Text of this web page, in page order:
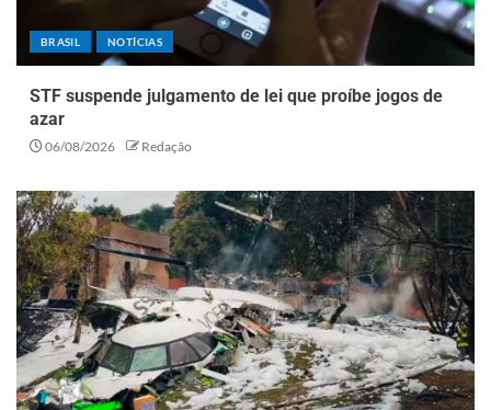
BRASIL NOTÍCIAS
STF suspende julgamento de lei que proíbe jogos de
azar
06/08/2026 Redação